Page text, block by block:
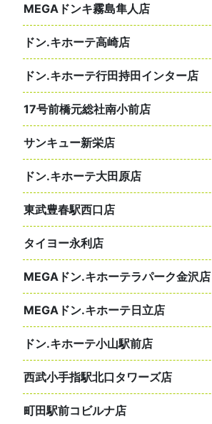
MEGAドンキ霧島隼人店
ドン.キホーテ高崎店
ドン.キホーテ行田持田インター店
17号前橋元総社南小前店
サンキュー新栄店
ドン.キホーテ大田原店
東武豊春駅西口店
タイヨー永利店
MEGAドン.キホーテラパーク金沢店
MEGAドン.キホーテ日立店
ドン.キホーテ小山駅前店
西武小手指駅北口タワーズ店
町田駅前コビルナ店